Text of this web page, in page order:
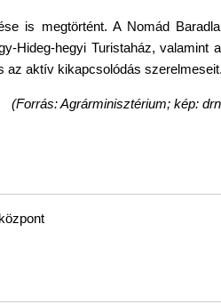
is megtörtént. A Nomád
Hideg-hegyi Turistaház, valamint
az aktív kikapcsolódás szerelmeseit.
(Forrás: Agrárminisztérium; kép: